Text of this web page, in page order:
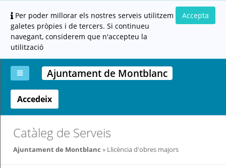
Per poder millorar els nostres serveis utilitzem
galetes pròpies i de tercers. Si continueu
navegant, considerem que n'accepteu la
utilització
Accepta
La
meva
carpeta
Aportar
documentació
Carpeta
ciutadana
(altres
administracions)
Altres
Ajuda
Ajuntament de Montblanc
Accedeix
Catàleg de Serveis
Ajuntament de Montblanc Llicència d'obres majors